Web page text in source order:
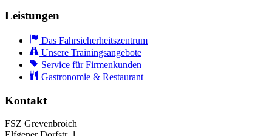
Leistungen
Das Fahrsicherheitszentrum
Unsere Trainingsangebote
Service für Firmenkunden
Gastronomie & Restaurant
Kontakt
FSZ Grevenbroich